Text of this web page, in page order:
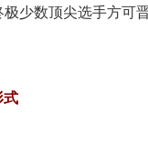
少数顶尖选手方可
式